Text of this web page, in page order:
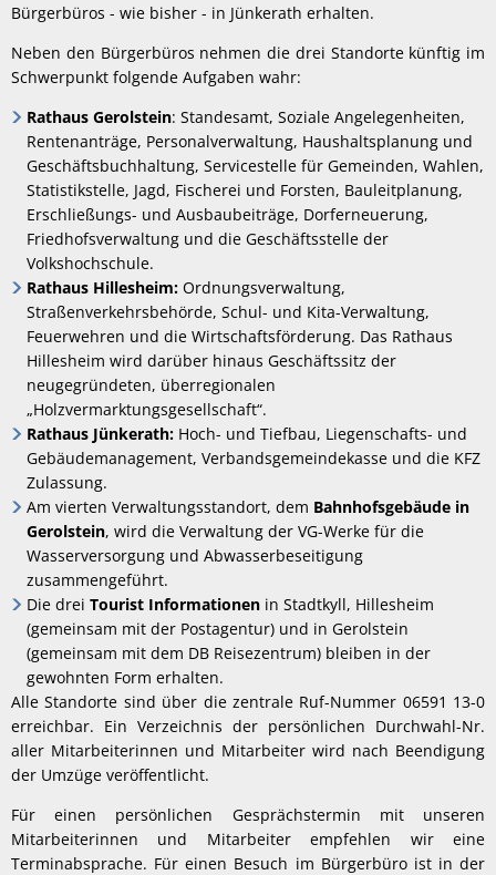
Bürgerbüros - wie bisher - in Jünkerath erhalten.
Neben den Bürgerbüros nehmen die drei Standorte künftig im
Schwerpunkt folgende Aufgaben wahr:
Rathaus Gerolstein: Standesamt, Soziale Angelegenheiten,
Rentenanträge, Personalverwaltung, Haushaltsplanung und
Geschäftsbuchhaltung, Servicestelle für Gemeinden, Wahlen,
Statistikstelle, Jagd, Fischerei und Forsten, Bauleitplanung,
Erschließungs- und Ausbaubeiträge, Dorferneuerung,
Friedhofsverwaltung und die Geschäftsstelle der
Volkshochschule.
Rathaus Hillesheim:Ordnungsverwaltung,
Straßenverkehrsbehörde, Schul- und Kita-Verwaltung,
Feuerwehren und die Wirtschaftsförderung. Das Rathaus
Hillesheim wird darüber hinaus Geschäftssitz der
neugegründeten, überregionalen
„Holzvermarktungsgesellschaft“.
Rathaus Jünkerath:Hoch- und Tiefbau, Liegenschafts- und
Gebäudemanagement, Verbandsgemeindekasse und die KFZ
Zulassung.
Am vierten Verwaltungsstandort, dem Bahnhofsgebäude in
Gerolstein, wird die Verwaltung der VG-Werke für die
Wasserversorgung und Abwasserbeseitigung
zusammengeführt.
Die drei Tourist Informationen in Stadtkyll, Hillesheim
(gemeinsam mit der Postagentur) und in Gerolstein
(gemeinsam mit dem DB Reisezentrum) bleiben in der
gewohnten Form erhalten.
Alle Standorte sind über die zentrale Ruf-Nummer 06591 13-0
erreichbar. Ein Verzeichnis der persönlichen Durchwahl-Nr.
aller Mitarbeiterinnen und Mitarbeiter wird nach Beendigung
der Umzüge veröffentlicht.
Für einen persönlichen Gesprächstermin mit unseren
Mitarbeiterinnen und Mitarbeiter empfehlen wir eine
Terminabsprache. Für einen Besuch im Bürgerbüro ist in der